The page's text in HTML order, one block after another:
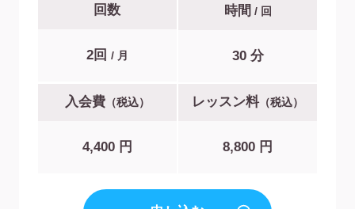
回数
2回 / 月
時間 / 回
30 分
入会費（税込）
4,400 円
レッスン料（税込）
8,800 円